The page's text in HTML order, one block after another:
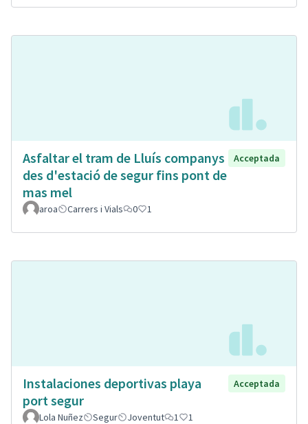
Asfaltar el tram de Lluís companys
des d'estació de segur fins pont de
mas mel
Acceptada
aroa Carrers i Vials 0 1
Instalaciones deportivas playa
port segur
Acceptada
Lola Nuñez Segur Joventut 1 1